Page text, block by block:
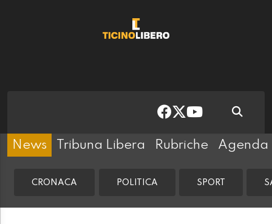
News Tribuna Libera Rubriche Agenda
CRONACA POLITICA SPORT